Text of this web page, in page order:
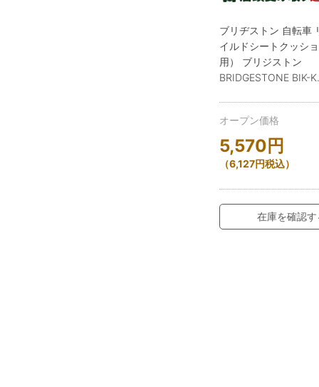
ブリヂストン 自転車
イルドシートクッシ
用） ブリジストン
BRIDGESTONE BIK-
オープン価格
5,570 円
（6,127円税込）
在庫を確認す